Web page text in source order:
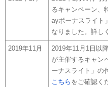
るキャンペーン、
ayボーナスライト
なりました。詳し
2019年11月
2019年11月1日以
が主催するキャン
ーナスライト」の
こちら をご確認く